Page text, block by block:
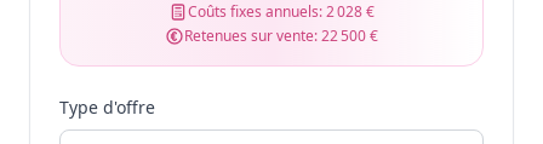
Coûts fixes annuels:2 028 €
Retenues sur vente:22 500 €
Type d'offre